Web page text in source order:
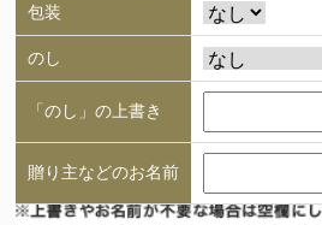
包装
のし
「のし」の上書き
贈り主などのお名前